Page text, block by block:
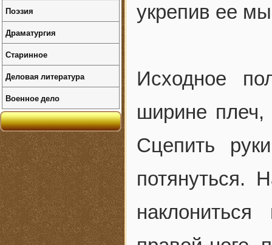
укрепив ее
Исходное
ширине плеч,
Сцепить
потянуться.
Поэзия
Драматургия
Старинное
Деловая литература
Военное дело